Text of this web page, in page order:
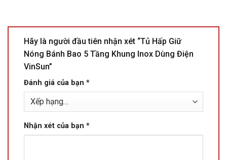
Hãy là người đầu tiên nhận xét “Tủ Hấp Giữ
Nóng Bánh Bao 5 Tầng Khung Inox Dùng Điện
VinSun”
Đánh giá của bạn *
Nhận xét của bạn *